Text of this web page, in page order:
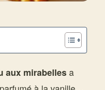
aux mirabellesa